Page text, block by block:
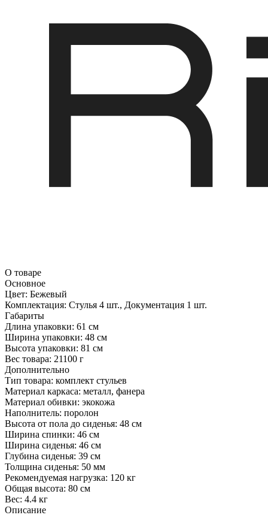
О товаре
Основное
Цвет: Бежевый
Комплектация: Стулья 4 шт., Документация 1 шт.
Габариты
Длина упаковки: 61 см
Ширина упаковки: 48 см
Высота упаковки: 81 см
Вес товара: 21100 г
Дополнительно
Тип товара: комплект стульев
Материал каркаса: металл, фанера
Материал обивки: экокожа
Наполнитель: поролон
Высота от пола до сиденья: 48 см
Ширина спинки: 46 см
Ширина сиденья: 46 см
Глубина сиденья: 39 см
Толщина сиденья: 50 мм
Рекомендуемая нагрузка: 120 кг
Общая высота: 80 см
Вес: 4.4 кг
Описание